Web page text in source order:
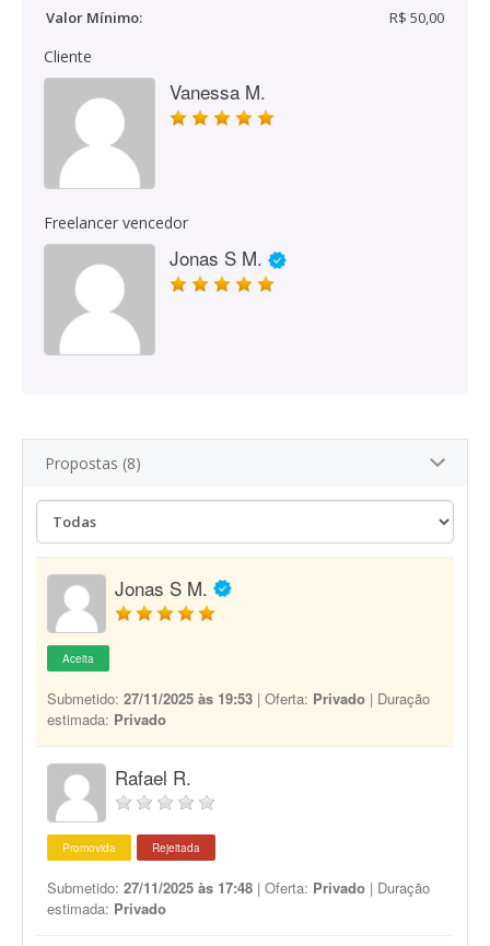
Valor Mínimo:
R$ 50,00
Cliente
Vanessa M.
Freelancer vencedor
Jonas S M.
Propostas (8)
Jonas S M.
Aceita
Submetido: 27/11/2025 às 19:53 | Oferta: Privado | Duração
estimada: Privado
Rafael R.
Promovida Rejeitada
Submetido: 27/11/2025 às 17:48 | Oferta: Privado | Duração
estimada: Privado